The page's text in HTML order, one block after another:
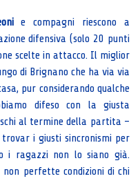
e compagni riescono a
difensiva (solo 20 punti
scelte in attacco. Il miglior
di Brignano che ha via via
pur considerando qualche
difeso con la giusta
al termine della partita –
i giusti sincronismi per
i ragazzi non lo siano già.
perfette condizioni di chi